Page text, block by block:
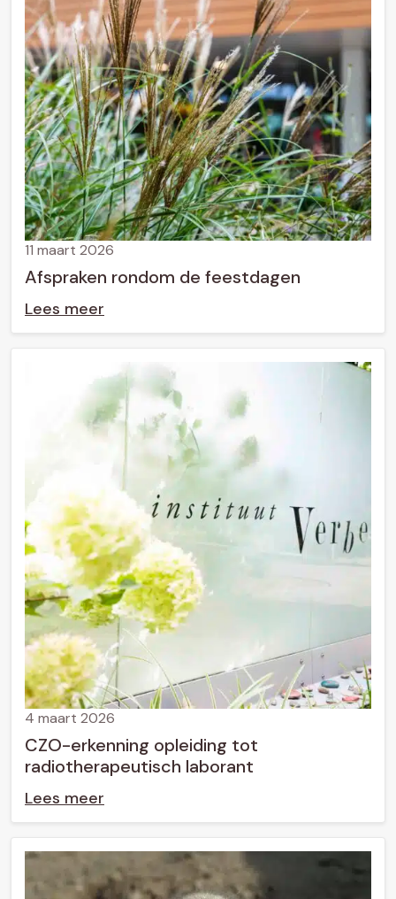
Afspraken rondom de feestdagen
11 maart 2026
Lees meer
CZO-erkenning opleiding tot
radiotherapeutisch laborant
4 maart 2026
Lees meer